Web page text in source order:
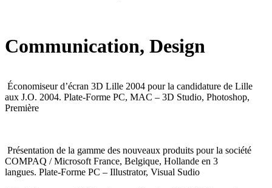
Communication, Design
Économiseur d’écran 3D Lille 2004 pour la candidature de Lille
aux J.O. 2004. Plate-Forme PC, MAC – 3D Studio, Photoshop,
Première
Présentation de la gamme des nouveaux produits pour la société
COMPAQ / Microsoft France, Belgique, Hollande en 3
langues. Plate-Forme PC – Illustrator, Visual Sudio